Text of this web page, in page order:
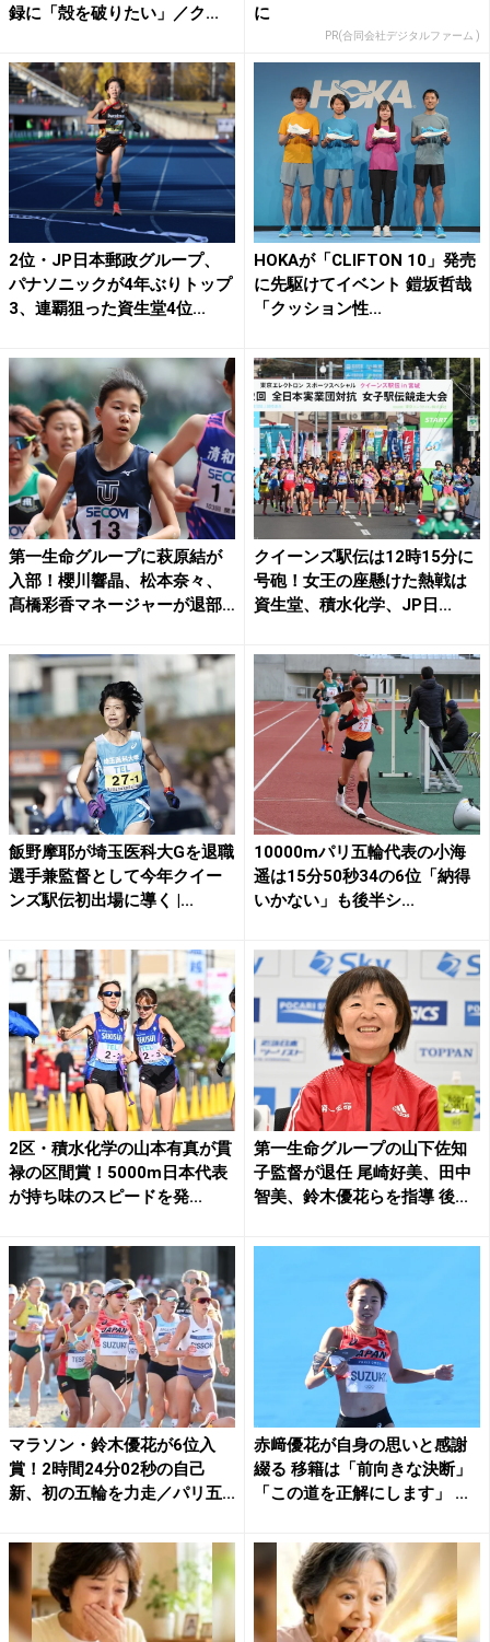
録に「殻を破りたい」／ク...
に
PR(合同会社デジタルファーム )
2位・JP日本郵政グループ、
パナソニックが4年ぶりトップ
3、連覇狙った資生堂4位...
HOKAが「CLIFTON 10」発売
に先駆けてイベント 鎧坂哲哉
「クッション性...
第一生命グループに萩原結が
入部！櫻川響晶、松本奈々、
髙橋彩香マネージャーが退部
クイーンズ駅伝は12時15分に
号砲！女王の座懸けた熱戦は
資生堂、積水化学、JP日...
飯野摩耶が埼玉医科大Gを退職
選手兼監督として今年クイー
ンズ駅伝初出場に導く |...
10000mパリ五輪代表の小海
遥は15分50秒34の6位「納得
いかない」も後半シ...
2区・積水化学の山本有真が貫
禄の区間賞！5000m日本代表
が持ち味のスピードを発...
第一生命グループの山下佐知
子監督が退任 尾崎好美、田中
智美、鈴木優花らを指導 後...
マラソン・鈴木優花が6位入
賞！2時間24分02秒の自己
新、初の五輪を力走／パリ五...
赤﨑優花が自身の思いと感謝
綴る 移籍は「前向きな決断」
「この道を正解にします」 ...